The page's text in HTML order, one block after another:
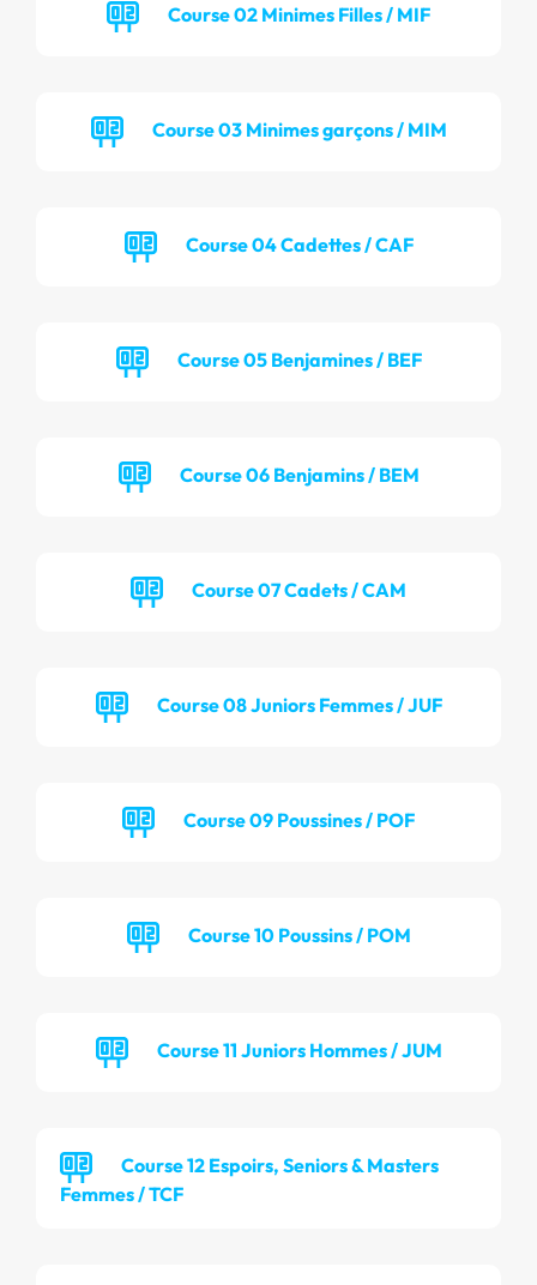
Course 02 Minimes Filles / MIF
Course 03 Minimes garçons / MIM
Course 04 Cadettes / CAF
Course 05 Benjamines / BEF
Course 06 Benjamins / BEM
Course 07 Cadets / CAM
Course 08 Juniors Femmes / JUF
Course 09 Poussines / POF
Course 10 Poussins / POM
Course 11 Juniors Hommes / JUM
Course 12 Espoirs, Seniors & Masters
Femmes / TCF